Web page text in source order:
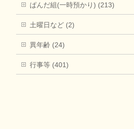
ぱんだ組(一時預かり) (213)
土曜日など (2)
異年齢 (24)
行事等 (401)